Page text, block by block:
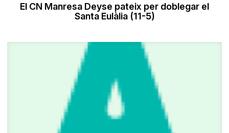
El CN Manresa Deyse pateix per doblegar el
Santa Eulàlia (11-5)